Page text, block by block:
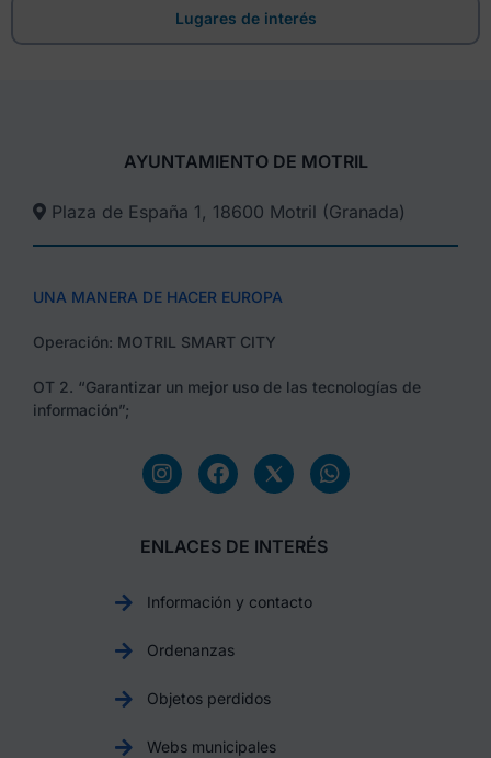
Lugares de interés
AYUNTAMIENTO DE MOTRIL
Plaza de España 1, 18600 Motril (Granada)​
UNA MANERA DE HACER EUROPA
Operación: MOTRIL SMART CITY
OT 2. “Garantizar un mejor uso de las tecnologías de
información”;
ENLACES DE INTERÉS
Información y contacto
Ordenanzas
Objetos perdidos
Webs municipales